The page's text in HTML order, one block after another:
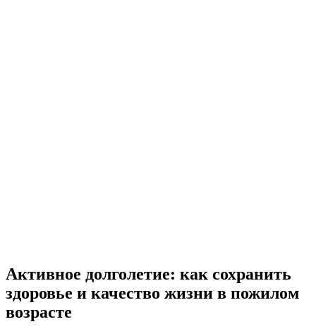
Активное долголетие: как сохранить
здоровье и качество жизни в пожилом
возрасте